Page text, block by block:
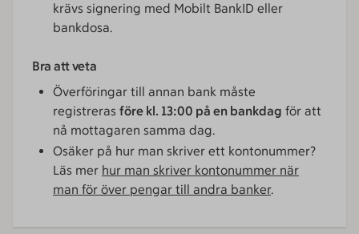
krävs signering med Mobilt BankID eller
bankdosa.
Bra att veta
Överföringar till annan bank måste
registreras före kl. 13:00 på en bankdag för att
nå mottagaren samma dag.
Osäker på hur man skriver ett kontonummer?
Läs mer hur man skriver kontonummer när
man för över pengar till andra banker.